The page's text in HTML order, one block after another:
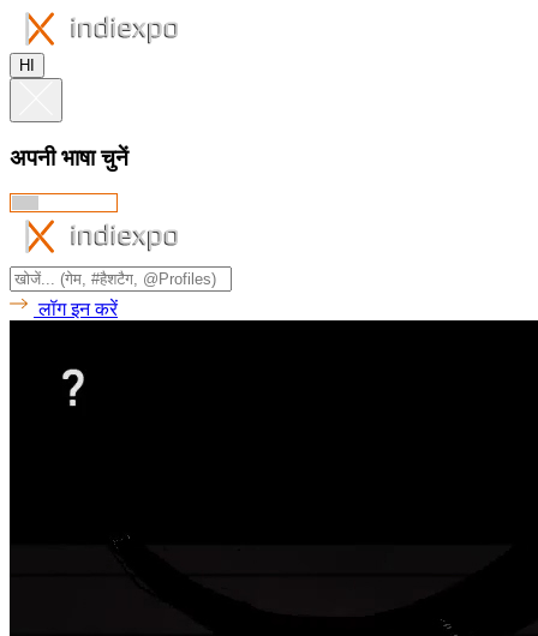
HI
अपनी भाषा चुनें
लॉग इन करें